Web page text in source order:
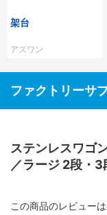
架台
アズワン
ファクトリーサ
ステンレスワゴ
／ラージ 2段・
この商品のレビュー